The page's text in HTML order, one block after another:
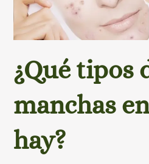
¿Qué tipos
manchas
hay?